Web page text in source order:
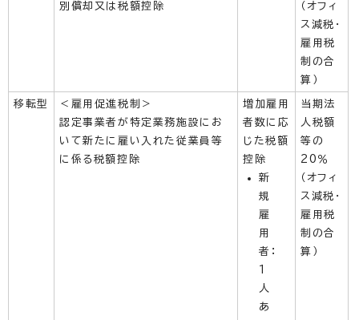
別償却又は税額控除
（オフィ
ス減税・
雇用税
制の合
算）
移転型
＜雇用促進税制＞
認定事業者が特定業務施設にお
いて新たに雇い入れた従業員等
に係る税額控除
増加雇用
者数に応
じた税額
控除
新
規
雇
用
者：
1
人
あ
当期法
人税額
等の
20％
（オフィ
ス減税・
雇用税
制の合
算）